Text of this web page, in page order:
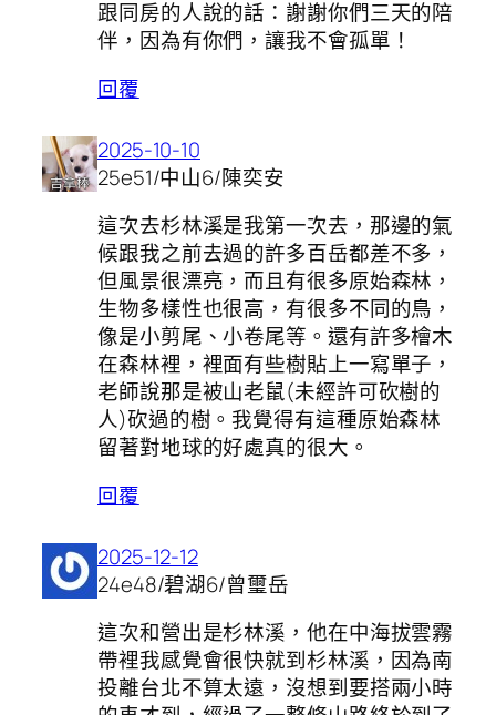
跟同房的人說的話：謝謝你們三天的陪
伴，因為有你們，讓我不會孤單！
回覆
2025-10-10
25e51/中山6/陳奕安
這次去杉林溪是我第一次去，那邊的氣
候跟我之前去過的許多百岳都差不多，
但風景很漂亮，而且有很多原始森林，
生物多樣性也很高，有很多不同的鳥，
像是小剪尾、小卷尾等。還有許多檜木
在森林裡，裡面有些樹貼上一寫單子，
老師說那是被山老鼠(未經許可砍樹的
人)砍過的樹。我覺得有這種原始森林
留著對地球的好處真的很大。
回覆
2025-12-12
24e48/碧湖6/曾璽岳
這次和營出是杉林溪，他在中海拔雲霧
帶裡我感覺會很快就到杉林溪，因為南
投離台北不算太遠，沒想到要搭兩小時